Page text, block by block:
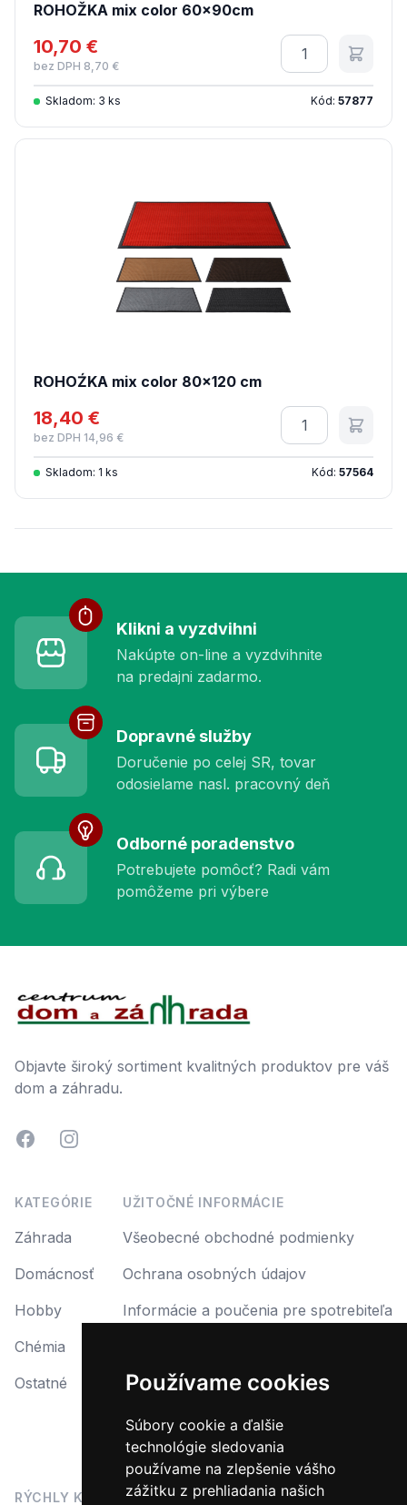
Používame cookies
Súbory cookie a ďalšie
technológie sledovania
používame na zlepšenie vášho
zážitku z prehliadania našich
ROHOŽKA mix color 60x90cm
10,70 €
bez DPH 8,70 €
Množstvo
Skladom: 3 ks Kód: 57877
ROHOŹKA mix color 80x120 cm
18,40 €
bez DPH 14,96 €
Množstvo
Skladom: 1 ks Kód: 57564
Služby pre vásKlikni a vyzdvihni
Nakúpte on-line a vyzdvihnite
na predajni zadarmo.
Dopravné služby
Doručenie po celej SR, tovar
odosielame nasl. pracovný deň
Odborné poradenstvo
Potrebujete pomôcť? Radi vám
pomôžeme pri výbere
Objavte široký sortiment kvalitných produktov pre váš
dom a záhradu.
FacebookInstagram
KATEGÓRIE
Záhrada
Domácnosť
Hobby
Chémia
Ostatné
UŽITOČNÉ INFORMÁCIE
Všeobecné obchodné podmienky
Ochrana osobných údajov
Informácie a poučenia pre spotrebiteľa
Reklamačný protokol
Formulár na odstúpenie od zmluvy
Odstúpiť od zmluvy tu
RÝCHLY KONTAKT